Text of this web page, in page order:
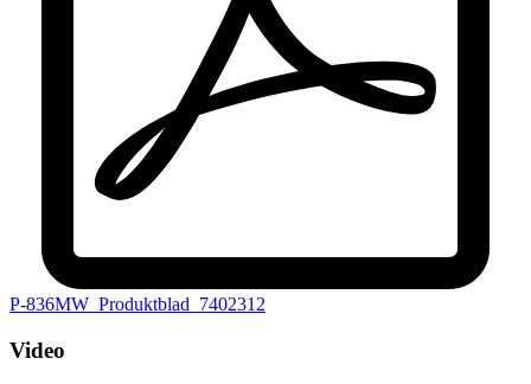
P-836MW_Produktblad_7402312
Video